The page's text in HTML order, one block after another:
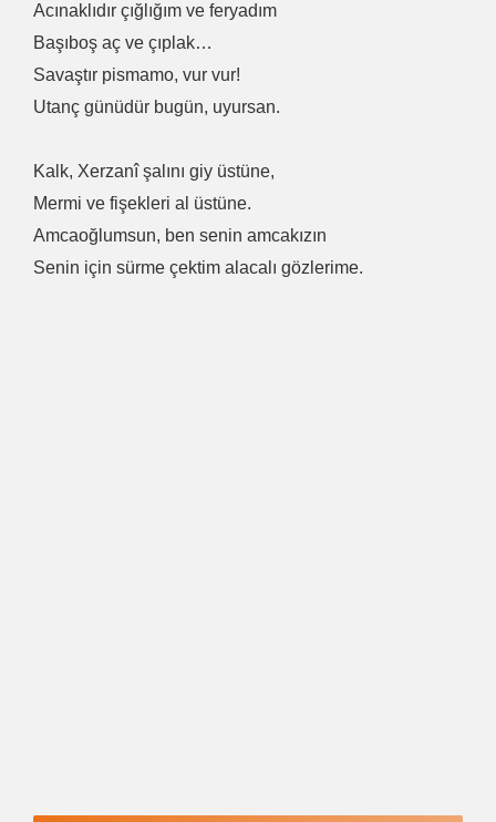
Acınaklıdır çığlığım ve feryadım
Başıboş aç ve çıplak…
Savaştır pismamo, vur vur!
Utanç günüdür bugün, uyursan.
Kalk, Xerzanî şalını giy üstüne,
Mermi ve fişekleri al üstüne.
Amcaoğlumsun, ben senin amcakızın
Senin için sürme çektim alacalı gözlerime.